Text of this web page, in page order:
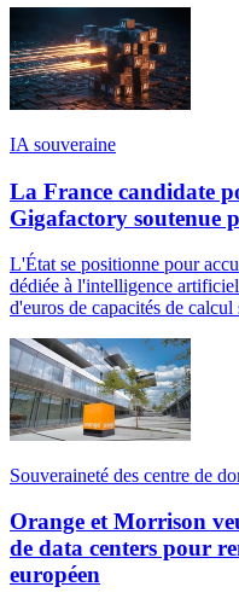
IA souveraine
La France candidate
Gigafactory soutenue
L'État se positionne pour
dédiée à l'intelligence
d'euros de capacités de
Souveraineté des centre de
Orange et Morrison
de data centers pour
européen